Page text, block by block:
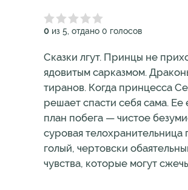
0 из 5, отдано 0 голосов
Сказки лгут. Принцы не
ядовитым сарказмом.
тиранов. Когда принцесса
решает спасти себя сама.
план побега — чистое
суровая телохранительница
голый, чертовски
чувства, которые могут